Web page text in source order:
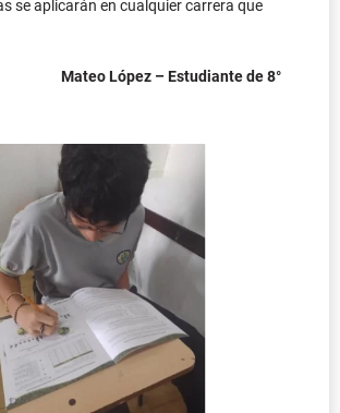
se aplicarán en cualquier carrera que
Mateo López – Estudiante de 8°